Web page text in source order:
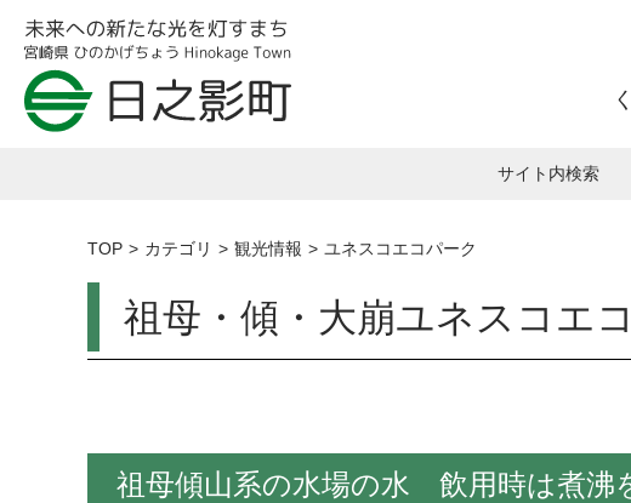
サイト内検索
TOP カテゴリ 観光情報 ユネスコエコパーク
祖母・傾・大崩ユネスコエ
祖母傾山系の水場の水 飲用時は煮沸